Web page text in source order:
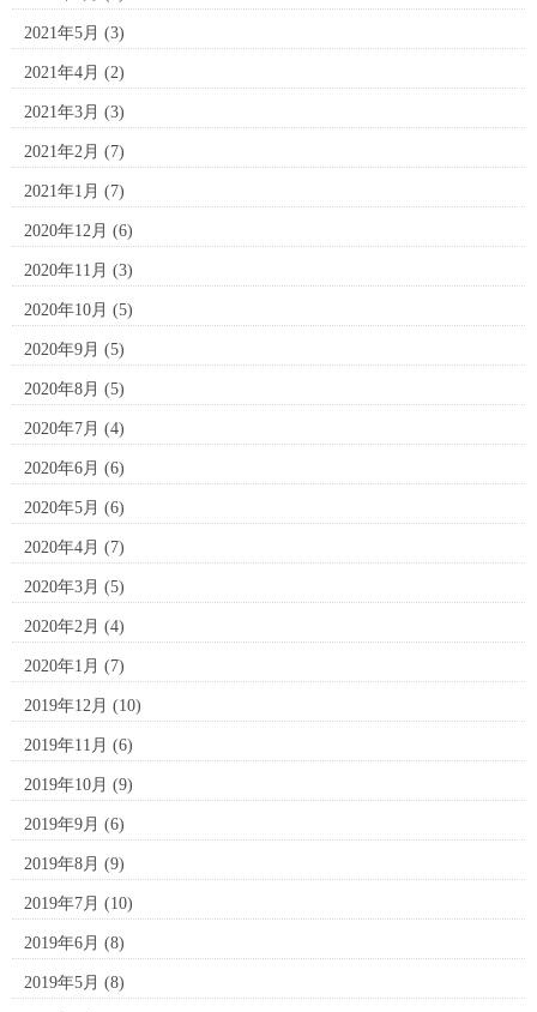
2021年5月 (3)
2021年4月 (2)
2021年3月 (3)
2021年2月 (7)
2021年1月 (7)
2020年12月 (6)
2020年11月 (3)
2020年10月 (5)
2020年9月 (5)
2020年8月 (5)
2020年7月 (4)
2020年6月 (6)
2020年5月 (6)
2020年4月 (7)
2020年3月 (5)
2020年2月 (4)
2020年1月 (7)
2019年12月 (10)
2019年11月 (6)
2019年10月 (9)
2019年9月 (6)
2019年8月 (9)
2019年7月 (10)
2019年6月 (8)
2019年5月 (8)